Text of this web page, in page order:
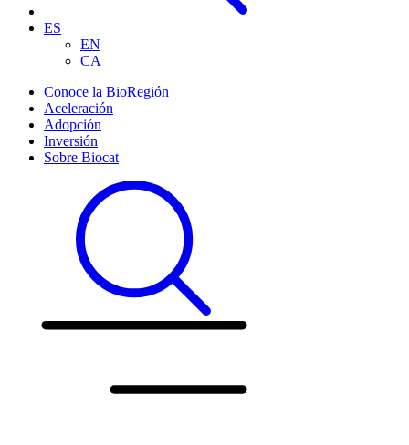
ES
EN
CA
Conoce la BioRegión
Aceleración
Adopción
Inversión
Sobre Biocat